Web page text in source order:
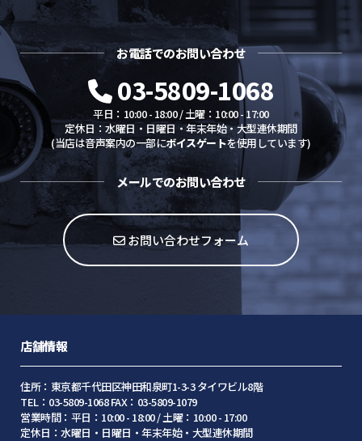
お電話でのお問い合わせ
03-5809-1068
平日：10:00 - 18:00 / 土曜：10:00 - 17:00
定休日：水曜日・日曜日・年末年始・大型連休期間
(当店は音声案内の一部にボイスゲートを使用しています)
メールでのお問い合わせ
お問い合わせフォーム
店舗情報
住所：東京都千代田区神田和泉町1-3-3 タイワビル8階
TEL：03-5809-1068 FAX：03-5809-1079
営業時間：平日：10:00 - 18:00 / 土曜：10:00 - 17:00
定休日：水曜日・日曜日・年末年始・大型連休期間